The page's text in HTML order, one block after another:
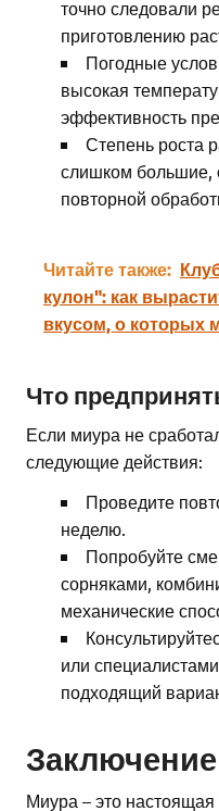
точно следовали
приготовлению
Погодные
высокая
эффективность
Степень роста
слишком большие,
повторной
Читайте также:
кулон": как
вкусом, о которых
Что
Если миура не
следующие действия:
Проведите
неделю.
Попробуйте
сорняками,
механические
или
подходящий
Заключение
Миура – это настоящая